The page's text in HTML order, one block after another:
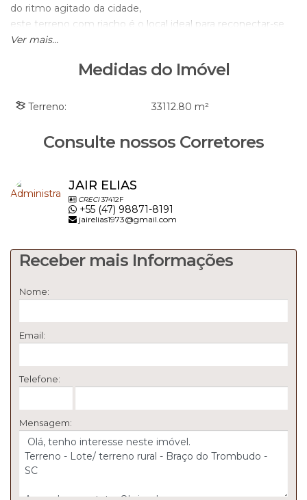
do ritmo agitado da cidade,
este terreno com riacho é o local ideal para reconectar-se
com a natureza e desfrutar de uma vida mais simples e
WhatsApp 47-98871-8191
WhatsApp 47-3300-1861
Ver mais...
Medidas do Imóvel
Terreno: 33112.80 m²
Consulte nossos Corretores
JAIR ELIAS
CRECI37412F
+55 (47) 98871-8191
jairelias1973@gmail.com
Receber mais Informações
Nome:
Email:
Telefone:
Mensagem: